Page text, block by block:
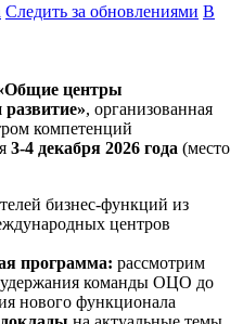
Следить за обновлениями В
центры
, организованная
компетенций
3-4 декабря 2026 года (место
бизнес-функций из
центров
программа: рассмотрим
команды ОЦО до
нового функционала